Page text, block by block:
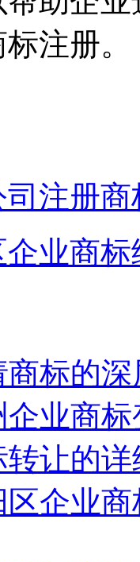
注册。
注册
业商
标的
业商
让的
企业